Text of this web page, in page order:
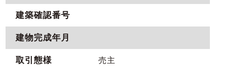
建築確認番号
建物完成年月
取引態様 売主